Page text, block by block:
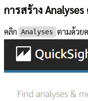
การสร้าง
คลิก Analyses ตามด้วย